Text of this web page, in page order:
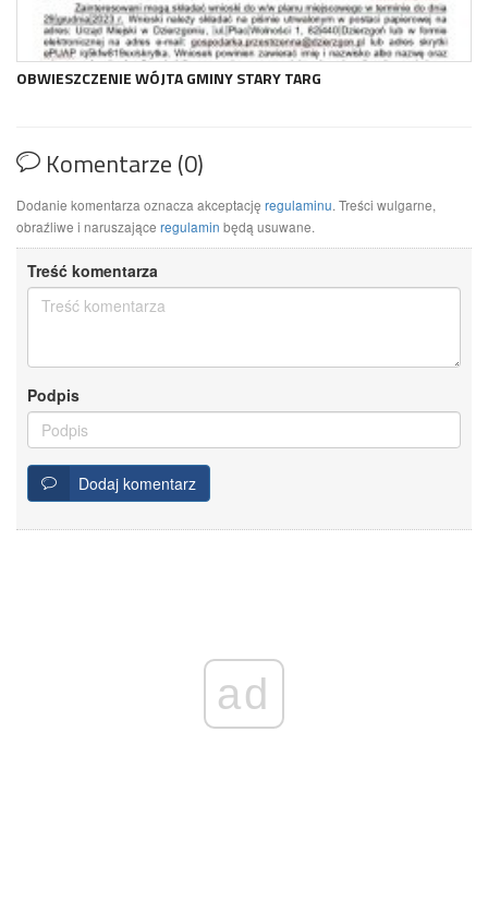
OBWIESZCZENIE WÓJTA GMINY STARY TARG
Komentarze (0)
Dodanie komentarza oznacza akceptację regulaminu. Treści wulgarne,
obraźliwe i naruszające regulamin będą usuwane.
Treść komentarza
Podpis
Dodaj komentarz
ad